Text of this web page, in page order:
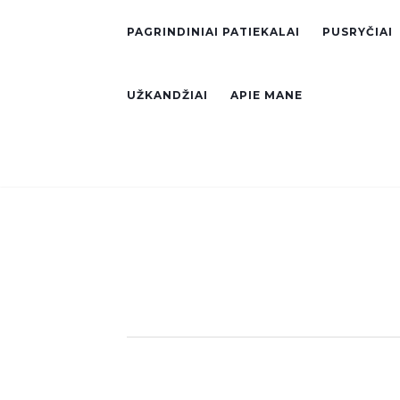
PAGRINDINIAI PATIEKALAI PUSRYČIAI
UŽKANDŽIAI APIE MANE